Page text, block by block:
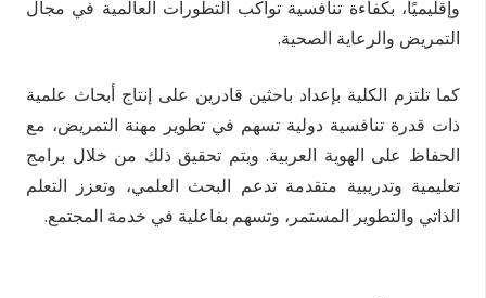
وإقليميًا، بكفاءة تنافسية تواكب التطورات العالمية في مجال
التمريض والرعاية الصحية.
كما تلتزم الكلية بإعداد باحثين قادرين على إنتاج أبحاث علمية
ذات قدرة تنافسية دولية تسهم في تطوير مهنة التمريض، مع
الحفاظ على الهوية العربية. ويتم تحقيق ذلك من خلال برامج
تعليمية وتدريبية متقدمة تدعم البحث العلمي، وتعزز التعلم
الذاتي والتطوير المستمر، وتسهم بفاعلية في خدمة المجتمع.